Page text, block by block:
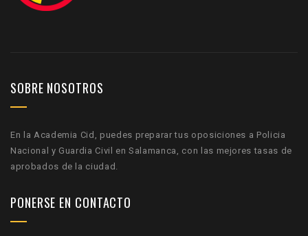
SOBRE NOSOTROS
En la Academia Cid, puedes preparar tus oposiciones a Policia
Nacional y Guardia Civil en Salamanca, con las mejores tasas de
aprobados de la ciudad.
PONERSE EN CONTACTO